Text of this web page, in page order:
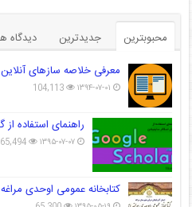
محبوبترین جدیدترین دیدگاه
معرفی خلاصه سازهای
۱۳۹۴-۰۷-۰۱ 104,113
راهنمای استفاده
۱۳۹۵-۰۷-۰۷ 65,494
کتابخانه عمومی اوحدی